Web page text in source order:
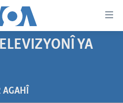
YA
AGAHÎ